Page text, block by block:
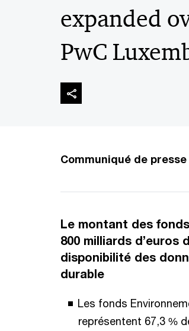
expanded
PwC
Communiqué de presse
Le montant des
800 milliards d’euros
disponibilité des
durable
Les fonds
représentent 67,3 %